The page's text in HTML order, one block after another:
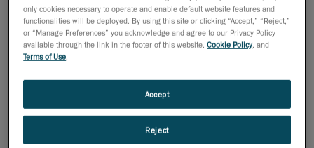
(IDSA).
Dezenas de especialistas em design global avaliaram
os produtos, abrangendo 20 categorias. Os prêmios
firmas de design, empresas e universidades,
provenientes de 54 países. Os produtos foram
experiência do usuário, benefícios aos clientes e à
only cookies necessary to operate and enable default website features and
functionalities will be deployed. By using this site or clicking “Accept,” “Reject,”
or “Manage Preferences” you acknowledge and agree to our Privacy Policy
available through the link in the footer of this website,Cookie Policy, and
Terms of Use
Reject
Accept